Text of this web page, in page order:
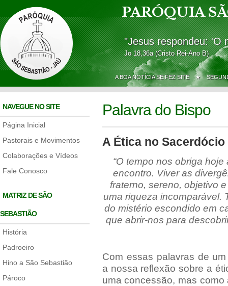
PARÓQUIA
"Jesus respondeu: 'O
Jo 18,36a (Cristo Rei-Ano B)
A BOA NOTÍCIA SE FEZ SITE ★
NAVEGUE NO SITE
Página Inicial
Pastorais e Movimentos
Colaborações e Vídeos
Fale Conosco
MATRIZ DE SÃO
SEBASTIÃO
História
Padroeiro
Hino a São Sebastião
Pároco
Palavra do Bispo
A Ética no Sacerdócio
“O tempo nos obriga
encontro. Viver as
fraterno, sereno, objetivo
uma riqueza incomparável.
do mistério escondido em
que abrir-nos para
Com essas palavras de
a nossa reflexão sobre a
uma concessão, mas